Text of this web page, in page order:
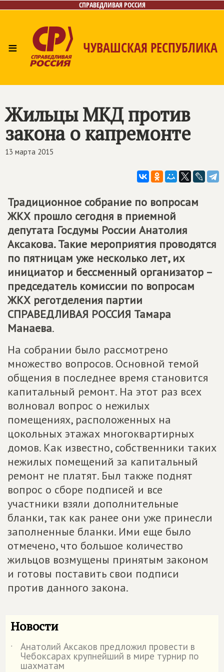
СПРАВЕДЛИВАЯ РОССИЯ
≡ ЧУВАШСКАЯ РЕСПУБЛИКА
Контакты
Жильцы МКД против
закона о капремонте
13 марта 2015
Традиционное собрание по вопросам
ЖКХ прошло сегодня в приемной
депутата Госдумы России Анатолия
Аксакова. Такие мероприятия проводятся
по пятницам уже несколько лет, их
инициатор и бессменный организатор –
председатель комиссии по вопросам
ЖКХ реготделения партии
СПРАВЕДЛИВАЯ РОССИЯ Тамара
Манаева.
На собрании было рассмотрено
множество вопросов. Основной темой
общения в последнее время становится
капитальный ремонт. На этот раз всех
волновал вопрос о нежилых
помещениях, расположенных на
цокольных этажах многоквартирных
домов. Как известно, собственники таких
нежилых помещений за капитальный
ремонт не платят. Был также поднят
вопрос о сборе подписей и все
участники взяли дополнительные
бланки, так как ранее они уже принесли
заполненные бланки. Ими еще было
отмечено, что большое количество
жильцов возмущены принятым законом
и готовы поставить свои подписи
против данного закона.
Новости
˙ Анатолий Аксаков предложил провести в
Чебоксарах крупнейший в мире турнир по
шахматам